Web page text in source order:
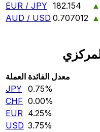
EUR / JPY 182.154
▲
AUD / USD 0.707012 ▲
العملة معدل الفائدة
JPY 0.75‎%‎
CHF 0.00‎%‎
EUR 4.25‎%‎
USD 3.75‎%‎